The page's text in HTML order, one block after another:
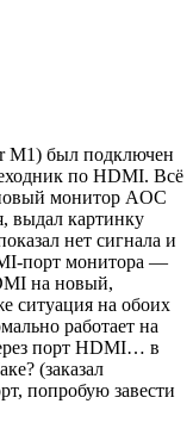
M1) был подключен
по HDMI. Всё
монитор AOC
выдал картинку
нет сигнала и
порт монитора —
на новый,
ситуация на обоих
работает на
порт HDMI… в
(заказал
попробую завести